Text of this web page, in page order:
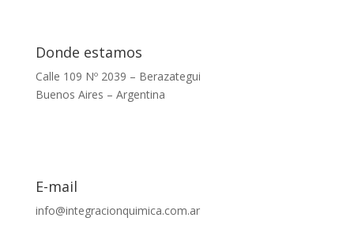
Donde estamos
Calle 109 Nº 2039 – Berazategui
Buenos Aires – Argentina
E-mail
info@integracionquimica.com.ar